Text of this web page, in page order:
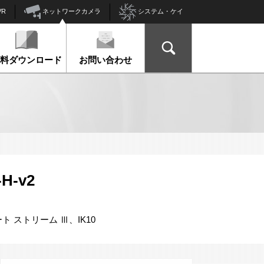
ネットワークカメラ システム・ケイ
ダウンロード お問い合わせ
v2
ト ストリーム Ⅲ、IK10